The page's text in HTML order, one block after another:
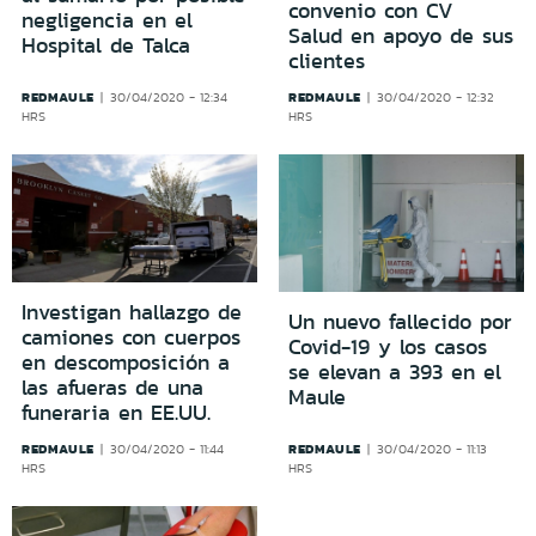
negligencia en el
Hospital de Talca
REDMAULE
30/04/2020 - 12:34
HRS
convenio con CV
Salud en apoyo de sus
clientes
REDMAULE
30/04/2020 - 12:32
HRS
Investigan hallazgo de
camiones con cuerpos
en descomposición a
las afueras de una
funeraria en EE.UU.
REDMAULE
30/04/2020 - 11:44
HRS
Un nuevo fallecido por
Covid-19 y los casos
se elevan a 393 en el
Maule
REDMAULE
30/04/2020 - 11:13
HRS